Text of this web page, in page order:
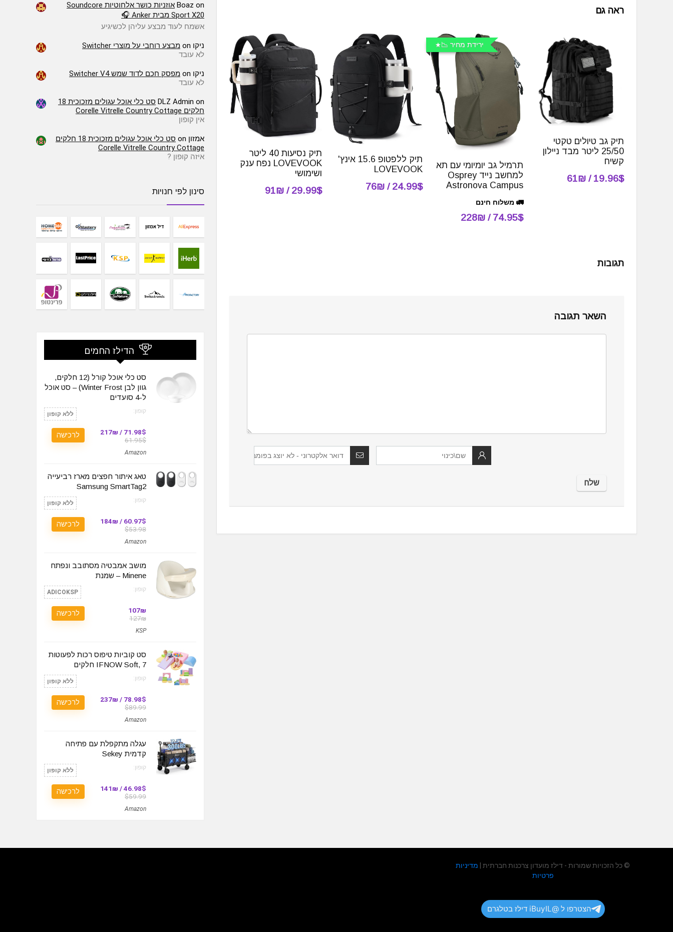
ראה גם
תיק גב טיולים טקטי
25/50 ליטר מבד ניילון
קשיח
19.96$ / 61₪
ירידת מחיר 📉
תרמיל גב יומיומי עם תא
למחשב נייד Osprey
Astronova Campus
🚛 משלוח חינם
74.95$ / 228₪
תיק ללפטופ 15.6 אינץ'
LOVEVOOK
24.99$ / 76₪
תיק נסיעות 40 ליטר
LOVEVOOK נפח ענק
ושימושי
29.99$ / 91₪
תגובות
השאר תגובה
Boaz on
אוזניות כושר אלחוטיות Soundcore
Sport X20 מבית Anker 🎧
אשמח לעוד מבצע עליהן לכשיגיע
ניקו on מבצע רוחבי על מוצרי Switcher
לא עובד
ניקו on מפסק חכם לדוד שמש Switcher V4
לא עובד
DLZ Admin on
סט כלי אוכל עגולים מזכוכית 18
חלקים Corelle Vitrelle Country Cottage
אין קופון
אמזון on
סט כלי אוכל עגולים מזכוכית 18 חלקים
Corelle Vitrelle Country Cottage
איזה קופון ?
סינון לפי חנויות
הדילז החמים
סט כלי אוכל קורל (12 חלקים,
גוון לבן Winter Frost) – סט אוכל
ל-4 סועדים
קופון: ללא קופון
71.98$ / 217₪
61.95$
Amazon
לרכישה
טאג איתור חפצים מארז רביעייה
Samsung SmartTag2
קופון: ללא קופון
60.97$ / 184₪
$53.98
Amazon
לרכישה
מושב אמבטיה מסתובב ונפתח
Minene – שמנת
קופון: ADICOKSP
107₪
127₪
KSP
לרכישה
סט קוביות טיפוס רכות לפעוטות
IFNOW Soft, 7 חלקים
קופון: ללא קופון
78.98$ / 237₪
$89.99
Amazon
לרכישה
עגלה מתקפלת עם פתיחה
קדמית Sekey
קופון: ללא קופון
46.98$ / 141₪
$59.99
Amazon
לרכישה
© כל הזכויות שמורות - דילז מועדון צרכנות חברתית | מדיניות
פרטיות
הצטרפו ל @iBuyIL דילז בטלגרם